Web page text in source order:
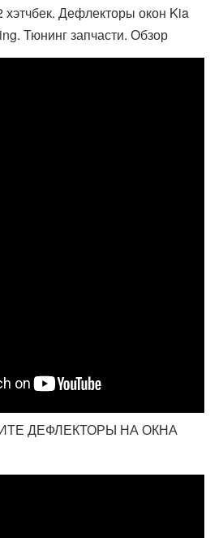
хэтчбек. Дефлекторы окон Kia
Тюнинг запчасти. Обзор
ДЕФЛЕКТОРЫ НА ОКНА